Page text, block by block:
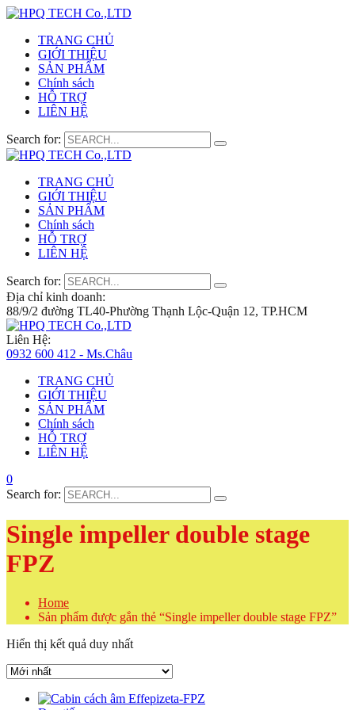
TRANG CHỦ
GIỚI THIỆU
SẢN PHẨM
Chính sách
HỖ TRỢ
LIÊN HỆ
Search for:
TRANG CHỦ
GIỚI THIỆU
SẢN PHẨM
Chính sách
HỖ TRỢ
LIÊN HỆ
Search for:
Địa chỉ kinh doanh:
88/9/2 đường TL40-Phường Thạnh Lộc-Quận 12, TP.HCM
Liên Hệ:
0932 600 412 - Ms.Châu
TRANG CHỦ
GIỚI THIỆU
SẢN PHẨM
Chính sách
HỖ TRỢ
LIÊN HỆ
0
Search for:
Single impeller double stage
FPZ
Home
Sản phẩm được gắn thẻ “Single impeller double stage FPZ”
Hiển thị kết quả duy nhất